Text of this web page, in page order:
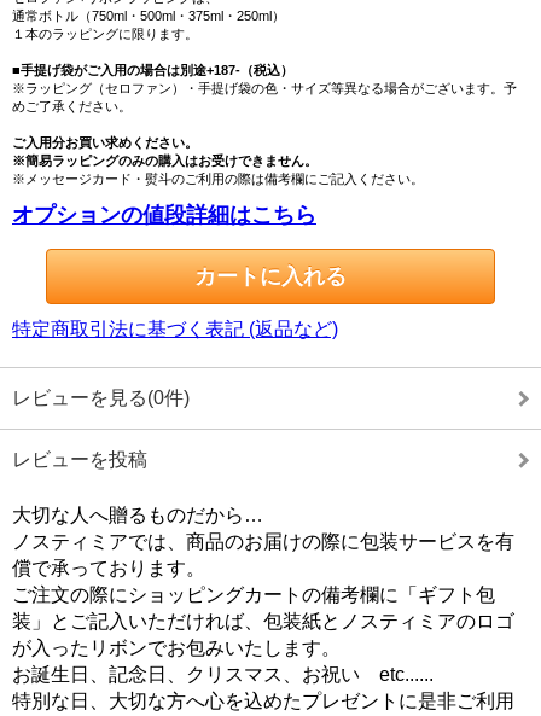
通常ボトル（750ml・500ml・375ml・250ml）
１本のラッピングに限ります。
■手提げ袋がご入用の場合は別途+187-（税込）
※ラッピング（セロファン）・手提げ袋の色・サイズ等異なる場合がございます。予
めご了承ください。
ご入用分お買い求めください。
※簡易ラッピングのみの購入はお受けできません。
※メッセージカード・熨斗のご利用の際は備考欄にご記入ください。
オプションの値段詳細はこちら
特定商取引法に基づく表記 (返品など)
レビューを見る(0件)
レビューを投稿
大切な人へ贈るものだから…
ノスティミアでは、商品のお届けの際に包装サービスを有
償で承っております。
ご注文の際にショッピングカートの備考欄に「ギフト包
装」とご記入いただければ、包装紙とノスティミアのロゴ
が入ったリボンでお包みいたします。
お誕生日、記念日、クリスマス、お祝い etc......
特別な日、大切な方へ心を込めたプレゼントに是非ご利用